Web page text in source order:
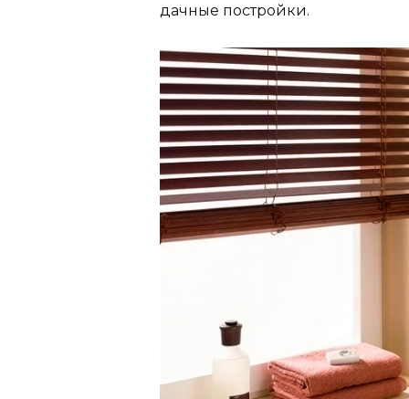
дачные постройки.